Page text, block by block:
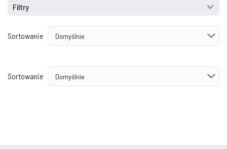
Filtry
Sortowanie
Sortowanie